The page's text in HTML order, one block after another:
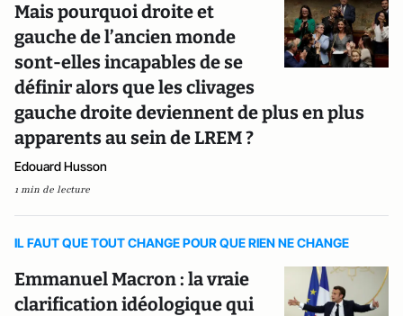
Mais pourquoi droite et
gauche de l’ancien monde
sont-elles incapables de se
définir alors que les clivages
gauche droite deviennent de plus en plus
apparents au sein de LREM ?
Edouard Husson
1 min de lecture
IL FAUT QUE TOUT CHANGE POUR QUE RIEN NE CHANGE
Emmanuel Macron : la vraie
clarification idéologique qui